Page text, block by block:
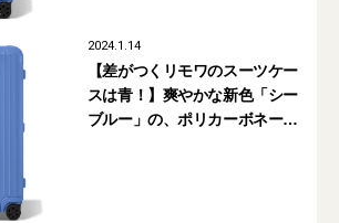
2024.1.14
【差がつくリモワのスーツケー
スは青！】爽やかな新色「シー
ブルー」の、ポリカーボネート